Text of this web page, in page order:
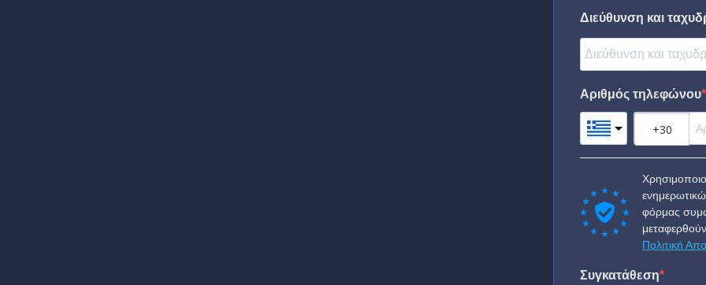
Διεύθυνση και
Αριθμός τηλεφώνου
φόρμας
Πολιτική
Συγκατάθεση